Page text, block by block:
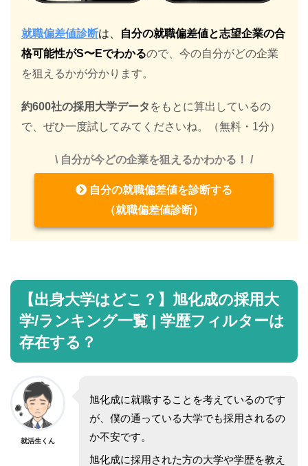
就職偏差値診断は、
自分の就職偏差値と志望企業の合
格可能性がS〜Eでわかるので、今の自分がどの企業
を狙えるかが分かります。
約600社の採用大学データ をもとに算出しているの
で、ぜひ一度試してみてくださいね。（無料・1分）
\ 自分が今どの企業を狙えるかわかる！ /
自分の就職偏差値を診断する
（就職偏差値診断）
【出身大学はどこ？】旭化成の採用大
学/ランキング一覧 | 学歴フィルターは
存在する？
就活生くん
旭化成に就職することを考えているのです
が、僕の通っている大学でも採用されるの
か不安です。
旭化成に採用された方の大学や学歴を教え